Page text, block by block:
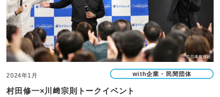
2024年1月 with企業・民間団体
村田修一×川﨑宗則トークイベント